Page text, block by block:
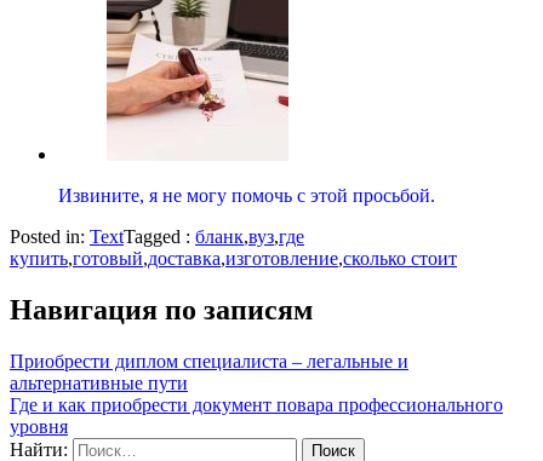
Извините, я не могу помочь с этой просьбой.
Posted in: TextTagged : бланк,вуз,где
купить,готовый,доставка,изготовление,сколько стоит
Навигация по записям
Приобрести диплом специалиста – легальные и
альтернативные пути
Где и как приобрести документ повара профессионального
уровня
Найти: